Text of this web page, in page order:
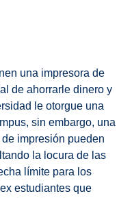
una impresora de
de ahorrarle dinero y
le otorgue una
sin embargo, una
impresión pueden
la locura de las
límite para los
estudiantes que